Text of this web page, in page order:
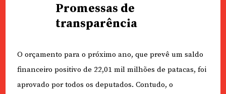
Promessas de
transparência
O orçamento para o próximo ano, que prevê um saldo
financeiro positivo de 22,01 mil milhões de patacas, foi
aprovado por todos os deputados. Contudo, o